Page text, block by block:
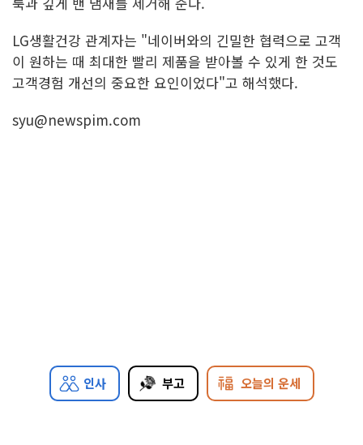
LG생활건강 관계자는 "네이버와의 긴밀한 협력으로 고객
이 원하는 때 최대한 빨리 제품을 받아볼 수 있게 한 것도
고객경험 개선의 중요한 요인이었다"고 해석했다.
syu@newspim.com
인사 부고 오늘의 운세